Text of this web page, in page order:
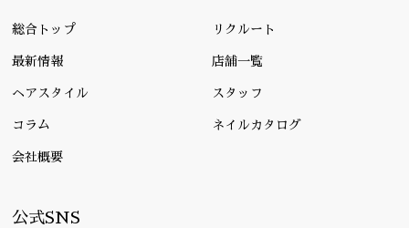
総合トップ リクルート
最新情報 店舗一覧
ヘアスタイル スタッフ
コラム ネイルカタログ
会社概要
公式SNS